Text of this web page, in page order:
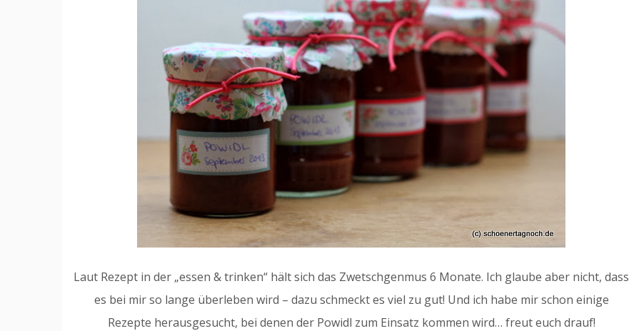
Laut Rezept in der „essen & trinken“ hält sich das Zwetschgenmus 6 Monate. Ich glaube aber nicht, dass
es bei mir so lange überleben wird – dazu schmeckt es viel zu gut! Und ich habe mir schon einige
Rezepte herausgesucht, bei denen der Powidl zum Einsatz kommen wird… freut euch drauf!